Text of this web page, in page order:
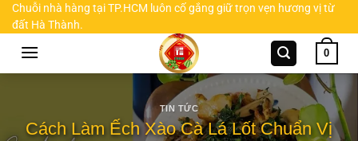
Chuyển
đến
Chuỗi nhà hàng tại TP.HCM luôn cố gắng giữ trọn vẹn hương vị từ
đất Hà Thành.
0
TIN TỨC
Cách Làm Ếch Xào Cà Lá Lốt Chuẩn Vị